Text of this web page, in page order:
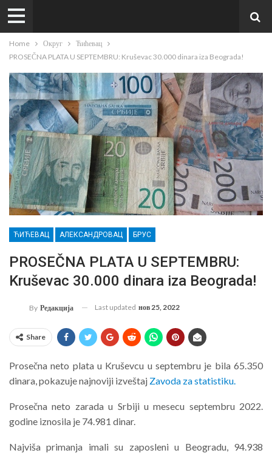
Home Округ
Ћићевац
PROSEČNA PLATA U SEPTEMBRU: Kruševac 30.000 dinara iza Beograda!
ЋИЋЕВАЦ АЛЕКСАНДРОВАЦ БРУС
PROSEČNA PLATA U SEPTEMBRU:
Kruševac 30.000 dinara iza Beograda!
By Редакција Last updated нов 25, 2022
Share
Prosečna neto plata u Kruševcu u septembru je bila 65.350
dinara, pokazuje najnoviji izveštaj Zavoda za statistiku.
Prosečna neto zarada u Srbiji u mesecu septembru 2022.
godine iznosila je 74.981 dinar.
Najviša primanja imali su zaposleni u Beogradu, 94.938